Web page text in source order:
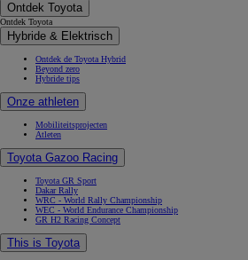
Ontdek Toyota
Ontdek Toyota
Hybride & Elektrisch
Ontdek de Toyota Hybrid
Beyond zero
Hybride tips
Onze athleten
Mobiliteitsprojecten
Atleten
Toyota Gazoo Racing
Toyota GR Sport
Dakar Rally
WRC - World Rally Championship
WEC - World Endurance Championship
GR H2 Racing Concept
This is Toyota